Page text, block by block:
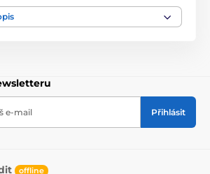
a maximální naměřené teploty
e-mail Přihlásit
offline